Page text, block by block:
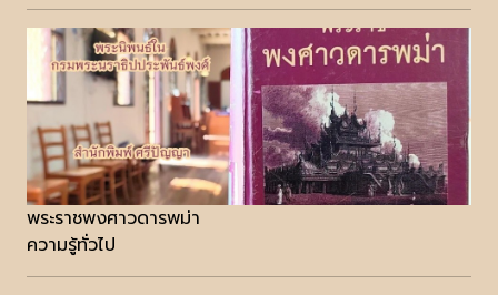
พระราชพงศาวดารพม่า
ความรู้ทั่วไป